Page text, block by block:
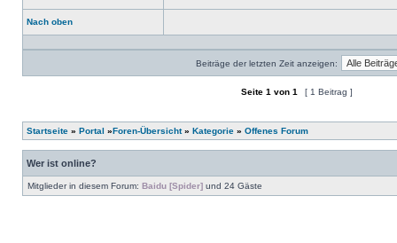
Nach oben
Profil
Beiträge der letzten Zeit anzeigen:
Seite 1 von 1 [ 1 Beitrag ]
Startseite » Portal »Foren-Übersicht» Kategorie » Offenes Forum
Wer ist online?
Mitglieder in diesem Forum: Baidu [Spider] und 24 Gäste